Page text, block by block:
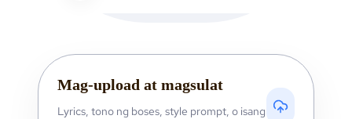
Mag-upload at magsulat
Lyrics, tono ng boses, style prompt, o isang